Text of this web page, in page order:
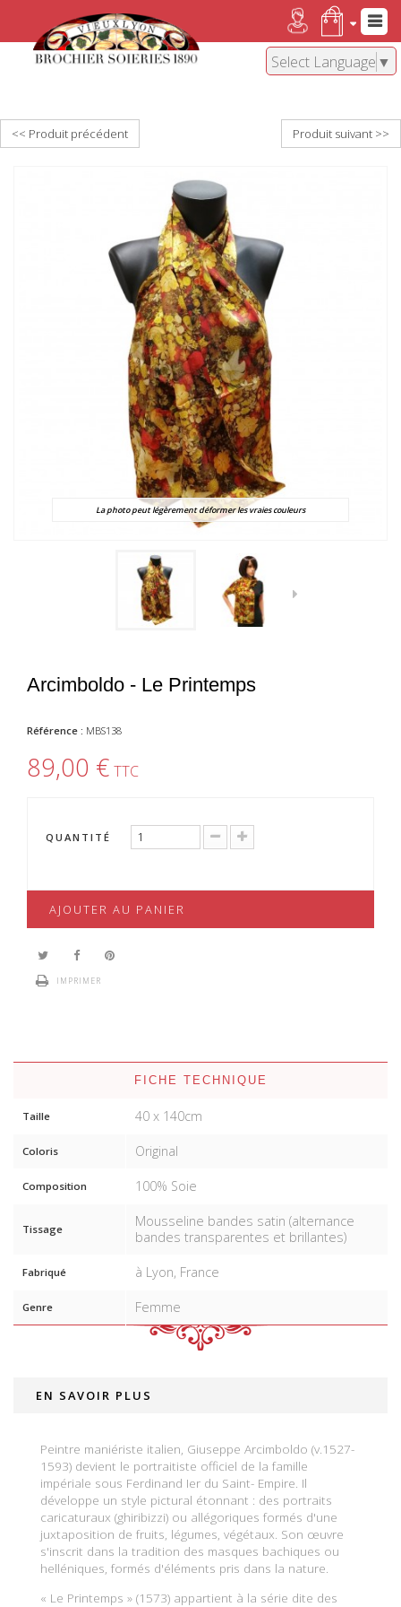
Select Language ▼
<< Produit précédent Produit suivant >>
La photo peut légèrement déformer les vraies couleurs
Arcimboldo - Le Printemps
Référence : MBS138
89,00 € TTC
QUANTITÉ
AJOUTER AU PANIER
IMPRIMER
FICHE TECHNIQUE
Taille 40 x 140cm
Coloris Original
Composition 100% Soie
Tissage
Mousseline bandes satin (alternance
bandes transparentes et brillantes)
Fabriqué à Lyon, France
Genre Femme
EN SAVOIR PLUS
Peintre maniériste italien, Giuseppe Arcimboldo (v.1527-
1593) devient le portraitiste officiel de la famille
impériale sous Ferdinand Ier du Saint- Empire. Il
développe un style pictural étonnant : des portraits
caricaturaux (ghiribizzi) ou allégoriques formés d'une
juxtaposition de fruits, légumes, végétaux. Son œuvre
s'inscrit dans la tradition des masques bachiques ou
helléniques, formés d'éléments pris dans la nature.
« Le Printemps » (1573) appartient à la série dite des